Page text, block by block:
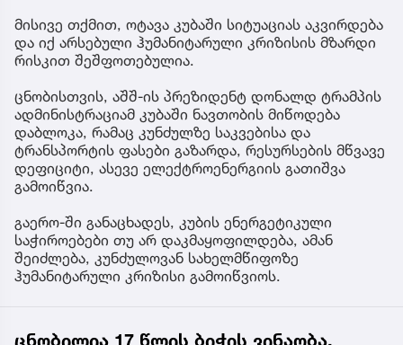
მისივე თქმით, ოტავა კუბაში სიტუაციას აკვირდება
და იქ არსებული ჰუმანიტარული კრიზისის მზარდი
რისკით შეშფოთებულია.
ცნობისთვის, აშშ-ის პრეზიდენტ დონალდ ტრამპის
ადმინისტრაციამ კუბაში ნავთობის მიწოდება
დაბლოკა, რამაც კუნძულზე საკვებისა და
ტრანსპორტის ფასები გაზარდა, რესურსების მწვავე
დეფიციტი, ასევე ელექტროენერგიის გათიშვა
გამოიწვია.
გაერო-ში განაცხადეს, კუბის ენერგეტიკული
საჭიროებები თუ არ დაკმაყოფილდება, ამან
შეიძლება, კუნძულოვან სახელმწიფოზე
ჰუმანიტარული კრიზისი გამოიწვიოს.